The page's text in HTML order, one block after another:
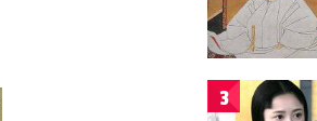
3